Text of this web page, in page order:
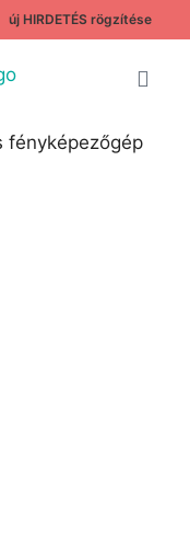
új HIRDETÉS rögzítése